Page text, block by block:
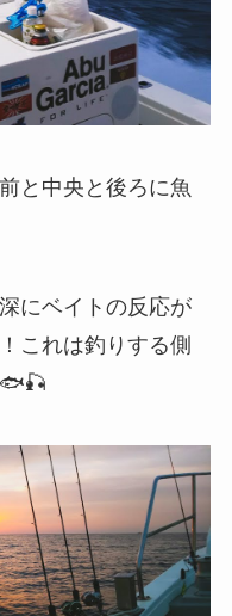
と中央と後ろに魚
にベイトの反応が
これは釣りする側